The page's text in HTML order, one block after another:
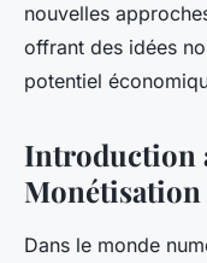
nouvelles
offrant des idées
potentiel
Introduction
Monétisation
Dans le monde